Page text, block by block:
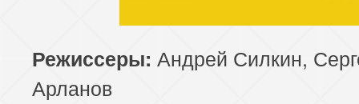
Режиссеры: Андрей Силкин,
Арланов